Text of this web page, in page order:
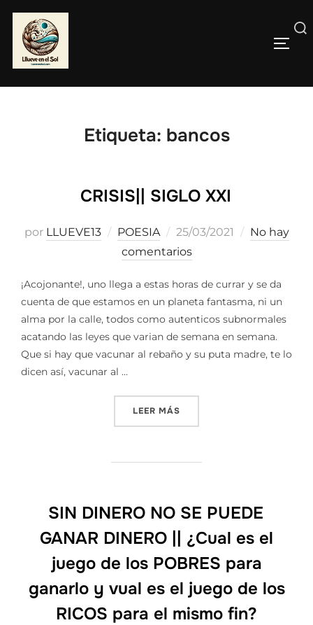
contenido
Buscar:
Etiqueta: bancos
CRISIS|| SIGLO XXI
por LLUEVE13 POESIA
Publicado
el
25/03/2021
No hay
comentarios
¡Acojonante!, uno llega a estas horas de currar y se da
cuenta de que estamos en un planeta fantasma, ni un
alma por la calle, todos como autenticos subnormales
acatando las leyes que varian de semana en semana.
Que si hay que vacunar al rebaño y su puta madre, te lo
dicen así, vacunar al …
LEER MÁS
SIN DINERO NO SE PUEDE
GANAR DINERO || ¿Cual es el
juego de los POBRES para
ganarlo y vual es el juego de los
RICOS para el mismo fin?